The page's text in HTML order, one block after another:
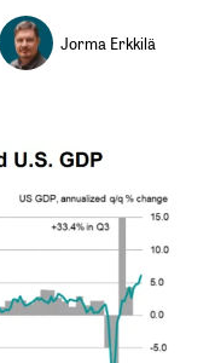
Jorma Erkkilä